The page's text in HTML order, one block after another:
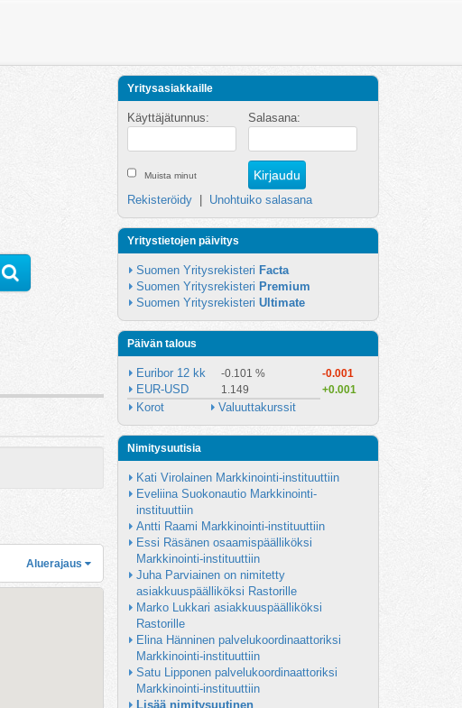
Aluerajaus
Yritysasiakkaille
Käyttäjätunnus: Salasana:
Muista minut
Rekisteröidy Unohtuiko salasana
Yritystietojen päivitys
Suomen Yritysrekisteri Facta
Suomen Yritysrekisteri Premium
Suomen Yritysrekisteri Ultimate
Päivän talous
Euribor 12 kk -0.101 % -0.001
EUR-USD 1.149 +0.001
Korot Valuuttakurssit
Nimitysuutisia
Kati Virolainen Markkinointi-instituuttiin
Eveliina Suokonautio Markkinointi-
instituuttiin
Antti Raami Markkinointi-instituuttiin
Essi Räsänen osaamispäälliköksi
Markkinointi-instituuttiin
Juha Parviainen on nimitetty
asiakkuuspäälliköksi Rastorille
Marko Lukkari asiakkuuspäälliköksi
Rastorille
Elina Hänninen palvelukoordinaattoriksi
Markkinointi-instituuttiin
Satu Lipponen palvelukoordinaattoriksi
Markkinointi-instituuttiin
Lisää nimitysuutinen